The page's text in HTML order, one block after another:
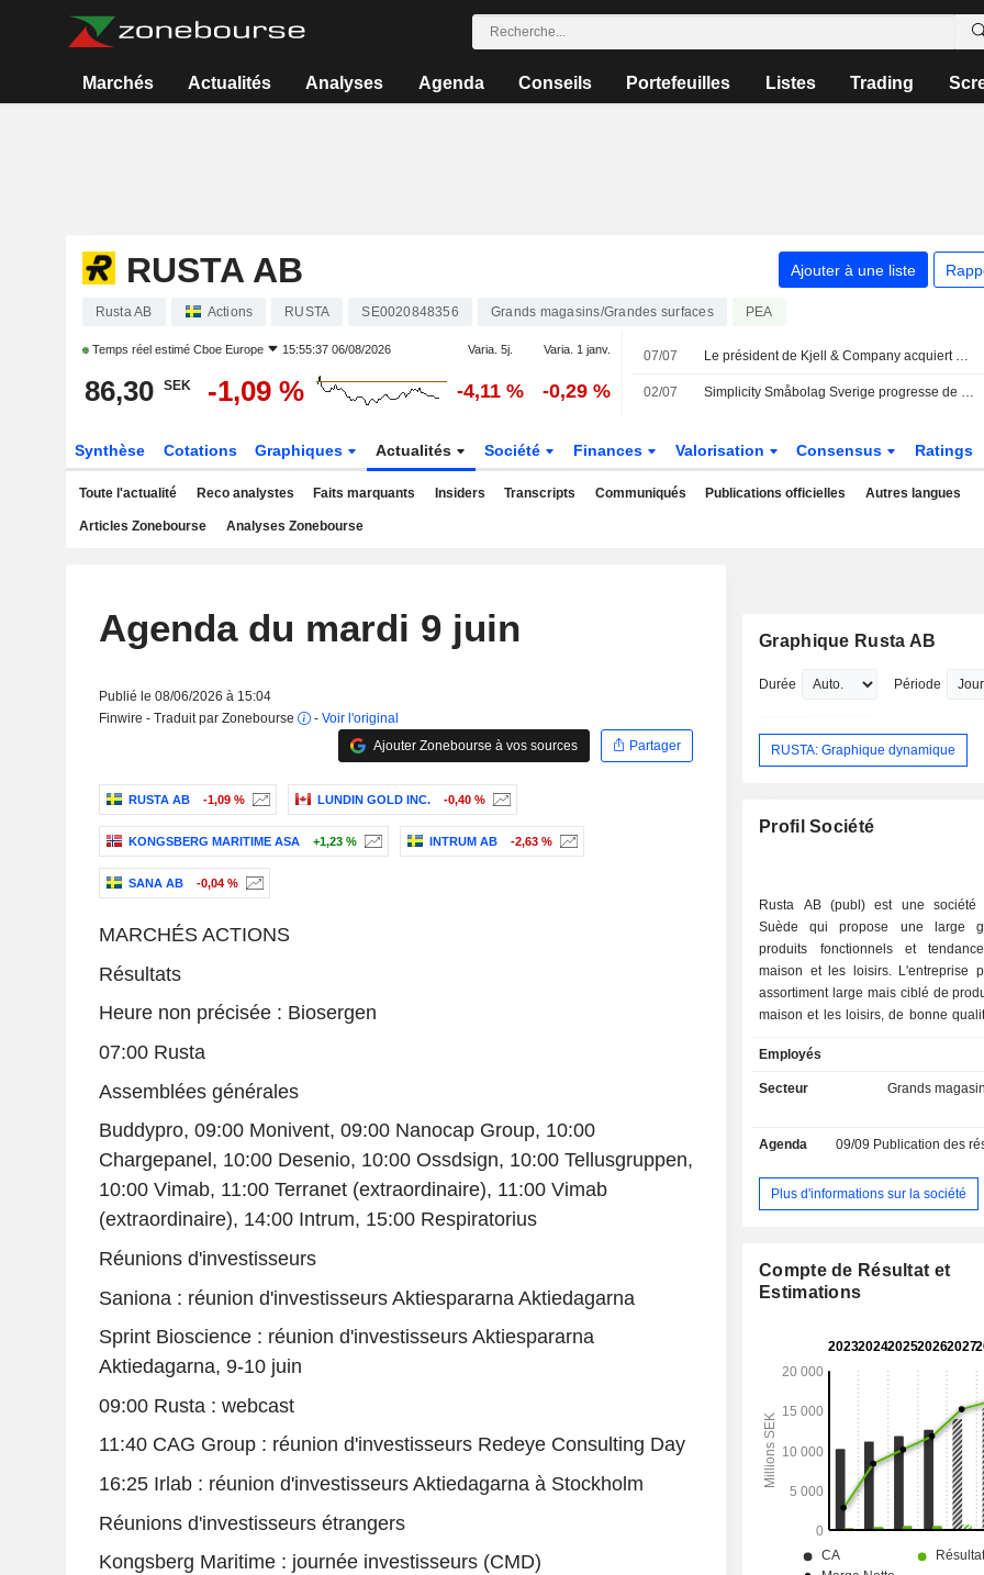
Marchés Actualités Analyses Agenda Conseils Portefeuilles Listes Trading
RUSTA AB Ajouter à une liste
Rusta AB Actions RUSTA SE0020848356 Grands magasins/Grandes surfaces PEA
Temps réel estimé Cboe Europe 15:55:37 06/08/2026 Varia. 5j. Varia. 1 janv.
86,30 SEK -1,09 % -4,11 % -0,29 %
07/07 Le président de Kjell & Company acquiert pour 8,5 millions de couronnes d'actions
02/07 Simplicity Småbolag Sverige progresse de 0,3 % en juin - forte performance pour Nordnet
Synthèse Cotations Graphiques Actualités Société Finances Valorisation Consensus Ratings
Toute l'actualité Reco analystes Faits marquants Insiders Transcripts Communiqués Publications officielles Autres langues
Articles Zonebourse Analyses Zonebourse
Agenda du mardi 9 juin
Publié le 08/06/2026 à 15:04
Finwire - Traduit par Zonebourse
- Voir l'original
Ajouter Zonebourse à vos sources
Partager
RUSTA AB -1,09 % LUNDIN GOLD INC. -0,40 %
KONGSBERG MARITIME ASA +1,23 % INTRUM AB -2,63 %
SANA AB -0,04 %
MARCHÉS ACTIONS
Résultats
Heure non précisée : Biosergen
07:00 Rusta
Assemblées générales
Buddypro, 09:00 Monivent, 09:00 Nanocap Group, 10:00
Chargepanel, 10:00 Desenio, 10:00 Ossdsign, 10:00 Tellusgruppen,
10:00 Vimab, 11:00 Terranet (extraordinaire), 11:00 Vimab
(extraordinaire), 14:00 Intrum, 15:00 Respiratorius
Réunions d'investisseurs
Saniona : réunion d'investisseurs Aktiespararna Aktiedagarna
Sprint Bioscience : réunion d'investisseurs Aktiespararna
Aktiedagarna, 9-10 juin
09:00 Rusta : webcast
11:40 CAG Group : réunion d'investisseurs Redeye Consulting Day
16:25 Irlab : réunion d'investisseurs Aktiedagarna à Stockholm
Réunions d'investisseurs étrangers
Kongsberg Maritime : journée investisseurs (CMD)
Graphique Rusta AB
Durée Période
RUSTA: Graphique dynamique
Profil Société
Rusta AB (publ) est une société
Suède qui propose une large
produits fonctionnels et
maison et les loisirs. L'entreprise
assortiment large mais ciblé de
maison et les loisirs, de bonne
le canal de vente en ligne de
Online, qui opère en Suède et en
L'activité de la société est
où le segment Suède comprend les
Norvège comprend les ventes
magasins physiques en Norvège et
Allemagne ainsi que les ventes en
l'intermédiaire de Rusta Online.
Employés
Secteur
Grands
Agenda 09/09 Publication des résultats
Plus d'informations sur la société
Compte de Résultat et
Estimations